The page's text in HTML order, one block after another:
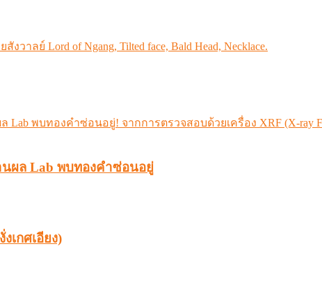
าลย์ Lord of Ngang, Tilted face, Bald Head, Necklace.
นผล Lab พบทองคำซ่อนอยู่
เกศเอียง)